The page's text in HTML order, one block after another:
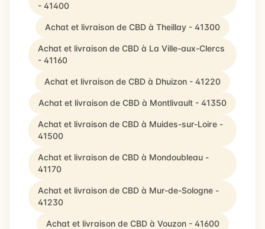
- 41400
Achat et livraison de CBD à Theillay - 41300
Achat et livraison de CBD à La Ville-aux-Clercs
- 41160
Achat et livraison de CBD à Dhuizon - 41220
Achat et livraison de CBD à Montlivault - 41350
Achat et livraison de CBD à Muides-sur-Loire -
41500
Achat et livraison de CBD à Mondoubleau -
41170
Achat et livraison de CBD à Mur-de-Sologne -
41230
Achat et livraison de CBD à Vouzon - 41600